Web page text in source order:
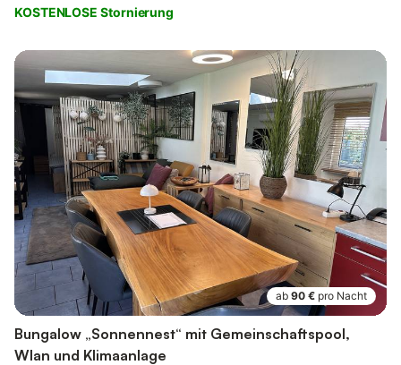
KOSTENLOSE Stornierung
ab 90 € pro Nacht
Bungalow „Sonnennest“ mit Gemeinschaftspool,
Wlan und Klimaanlage